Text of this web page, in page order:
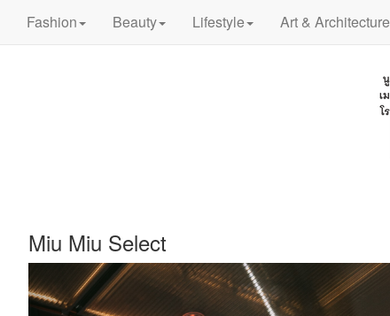
Fashion Beauty Lifestyle Art & Architecture
Miu Miu Select
Previous